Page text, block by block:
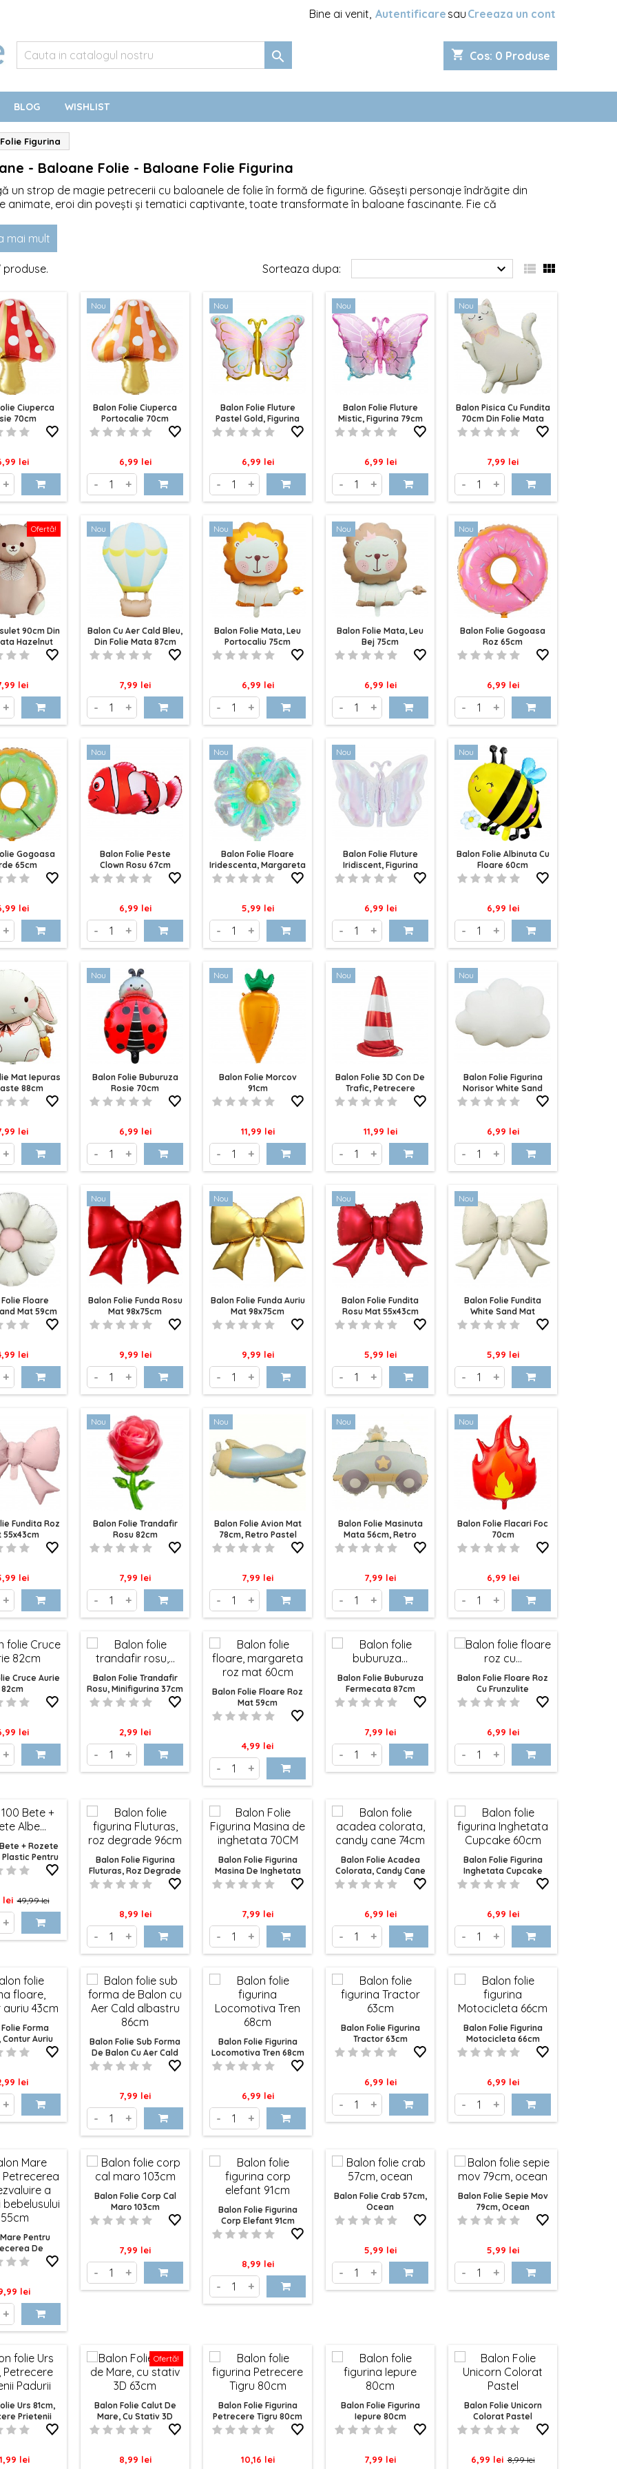
Bine ai venit, Autentificare sau Creeaza un cont
shopping_cart Cos: 0 Produse

BLOG WISHLIST
Figurina
- Baloane Folie - Baloane Folie Figurina
un strop de magie petrecerii cu baloanele de folie în formă de figurine. Găsești personaje îndrăgite din
animate, eroi din povești și tematici captivante, toate transformate în baloane fascinante. Fie că
unic. Cu detaliile lor îngrijite și culorile strălucitoare, baloanele figurine sunt perfecte pentru a aduce
preferate în centrul atenției.
mai mult
produse. Sorteaza dupa:   
Ciuperca
70cm
lei
+
Nou
Balon Folie Ciuperca
Portocalie 70cm
Pret
6,99 lei
- +
Nou
Balon Folie Fluture
Pastel Gold, Figurina
79cm
Pret
6,99 lei
- +
Nou
Balon Folie Fluture
Mistic, Figurina 79cm
Pret
6,99 lei
- +
Nou
Balon Pisica Cu Fundita
70cm Din Folie Mata
Pret
7,99 lei
- +
Ofertă!
90cm Din
Hazelnut
lei
+
Nou
Balon Cu Aer Cald Bleu,
Din Folie Mata 87cm
Pret
7,99 lei
- +
Nou
Balon Folie Mata, Leu
Portocaliu 75cm
Pret
6,99 lei
- +
Nou
Balon Folie Mata, Leu
Bej 75cm
Pret
6,99 lei
- +
Nou
Balon Folie Gogoasa
Roz 65cm
Pret
6,99 lei
- +
Gogoasa
65cm
lei
+
Nou
Balon Folie Peste
Clown Rosu 67cm
Pret
6,99 lei
- +
Nou
Balon Folie Floare
Iridescenta, Margareta
59cm
Pret
5,99 lei
- +
Nou
Balon Folie Fluture
Iridiscent, Figurina
74cm
Pret
6,99 lei
- +
Nou
Balon Folie Albinuta Cu
Floare 60cm
Pret
6,99 lei
- +
Mat Iepuras
88cm
lei
+
Nou
Balon Folie Buburuza
Rosie 70cm
Pret
6,99 lei
- +
Nou
Balon Folie Morcov
91cm
Pret
11,99 lei
- +
Nou
Balon Folie 3D Con De
Trafic, Petrecere
Masini
Pret
11,99 lei
- +
Nou
Balon Folie Figurina
Norisor White Sand
Mat 69cm
Pret
6,99 lei
- +
Floare
Mat 59cm
lei
+
Nou
Balon Folie Funda Rosu
Mat 98x75cm
Pret
9,99 lei
- +
Nou
Balon Folie Funda Auriu
Mat 98x75cm
Pret
9,99 lei
- +
Nou
Balon Folie Fundita
Rosu Mat 55x43cm
Pret
5,99 lei
- +
Nou
Balon Folie Fundita
White Sand Mat
55x43cm
Pret
5,99 lei
- +
Fundita Roz
55x43cm
lei
+
Nou
Balon Folie Trandafir
Rosu 82cm
Pret
7,99 lei
- +
Nou
Balon Folie Avion Mat
78cm, Retro Pastel
Pret
7,99 lei
- +
Nou
Balon Folie Masinuta
Mata 56cm, Retro
Pastel
Pret
7,99 lei
- +
Nou
Balon Folie Flacari Foc
70cm
Pret
6,99 lei
- +
Cruce Aurie
82cm
lei
+
Balon Folie Trandafir
Rosu, Minifigurina 37cm
Pret
2,99 lei
- +
Balon Folie Floare Roz
Mat 59cm
Pret
4,99 lei
- +
Balon Folie Buburuza
Fermecata 87cm
Pret
7,99 lei
- +
Balon Folie Floare Roz
Cu Frunzulite
Pret
6,99 lei
- +
+ Rozete
Plastic Pentru
lei Pret
baza
49,99 lei
+
Balon Folie Figurina
Fluturas, Roz Degrade
96cm
Pret
8,99 lei
- +
Balon Folie Figurina
Masina De Inghetata
70CM
Pret
7,99 lei
- +
Balon Folie Acadea
Colorata, Candy Cane
74cm
Pret
6,99 lei
- +
Balon Folie Figurina
Inghetata Cupcake
60cm
Pret
6,99 lei
- +
Forma
Contur Auriu
43cm
lei
+
Balon Folie Sub Forma
De Balon Cu Aer Cald
Albastru 86cm
Pret
7,99 lei
- +
Balon Folie Figurina
Locomotiva Tren 68cm
Pret
6,99 lei
- +
Balon Folie Figurina
Tractor 63cm
Pret
6,99 lei
- +
Balon Folie Figurina
Motocicleta 66cm
Pret
6,99 lei
- +
Pentru
De
A Genului
lei
+
Balon Folie Corp Cal
Maro 103cm
Pret
7,99 lei
- +
Balon Folie Figurina
Corp Elefant 91cm
Pret
8,99 lei
- +
Balon Folie Crab 57cm,
Ocean
Pret
5,99 lei
- +
Balon Folie Sepie Mov
79cm, Ocean
Pret
5,99 lei
- +
Urs 81cm,
Prietenii
lei
Ofertă!
Balon Folie Calut De
Mare, Cu Stativ 3D
63cm
Pret
8,99 lei
Balon Folie Figurina
Petrecere Tigru 80cm
Pret
10,16 lei
Balon Folie Figurina
Iepure 80cm
Pret
7,99 lei
Balon Folie Unicorn
Colorat Pastel
Pret
6,99 lei Pret
8,99 lei